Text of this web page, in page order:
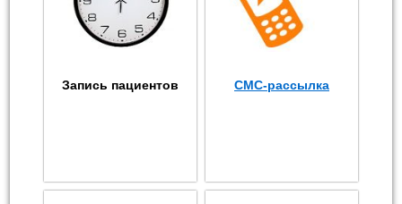
Запись пациентов СМС-рассылка